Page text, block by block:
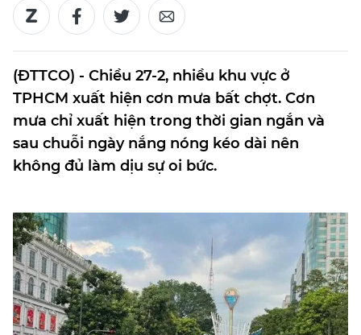
(ĐTTCO) - Chiều 27-2, nhiều khu vực ở
TPHCM xuất hiện cơn mưa bất chợt. Cơn
mưa chỉ xuất hiện trong thời gian ngắn và
sau chuỗi ngày nắng nóng kéo dài nên
không đủ làm dịu sự oi bức.